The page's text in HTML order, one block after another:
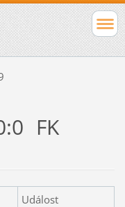
FK
Událost